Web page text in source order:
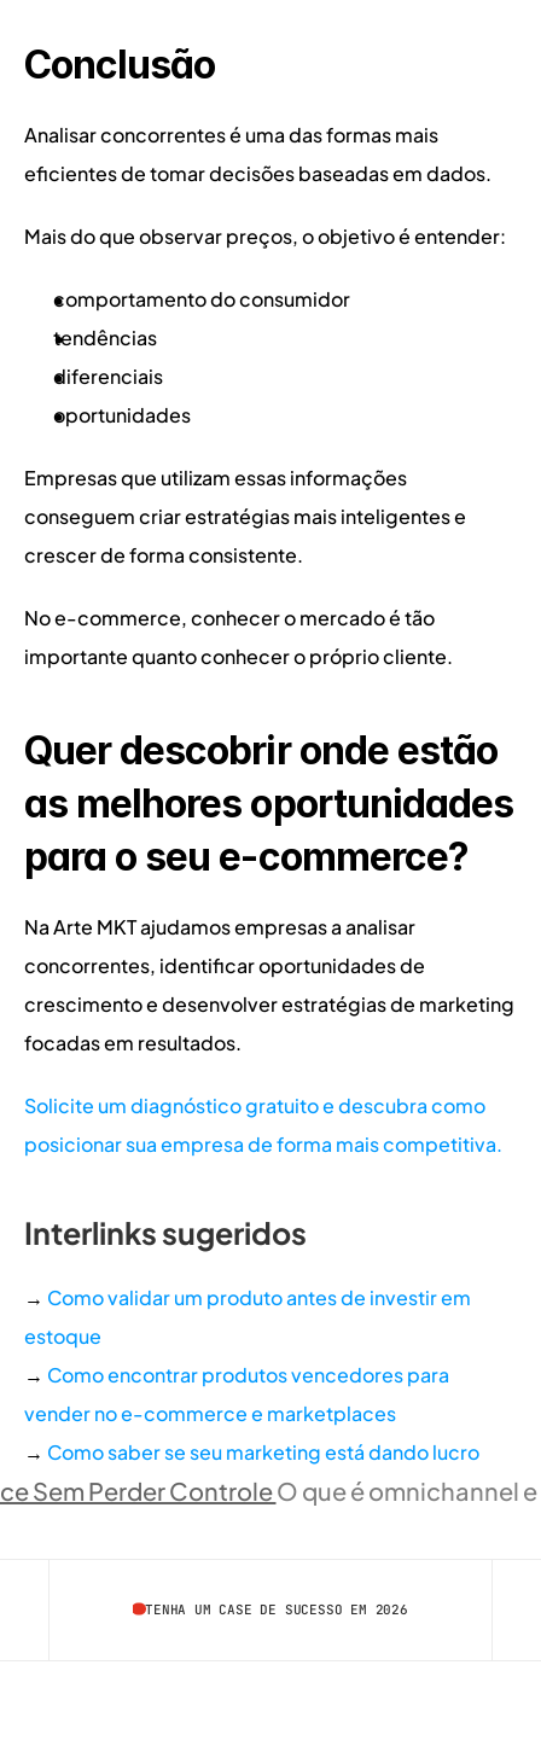
Conclusão
Analisar concorrentes é uma das formas mais
eficientes de tomar decisões baseadas em dados.
Mais do que observar preços, o objetivo é entender:
comportamento do consumidor
tendências
diferenciais
oportunidades
Empresas que utilizam essas informações
conseguem criar estratégias mais inteligentes e
crescer de forma consistente.
No e-commerce, conhecer o mercado é tão
importante quanto conhecer o próprio cliente.
Quer descobrir onde estão
as melhores oportunidades
para o seu e-commerce?
Na Arte MKT ajudamos empresas a analisar
concorrentes, identificar oportunidades de
crescimento e desenvolver estratégias de marketing
focadas em resultados.
Solicite um diagnóstico gratuito e descubra como
posicionar sua empresa de forma mais competitiva.
Interlinks sugeridos
→ Como validar um produto antes de investir em
estoque
→ Como encontrar produtos vencedores para
vender no e-commerce e marketplaces
→ Como saber se seu marketing está dando lucro
Sem Perder Controle O que é omnichannel
TENHA UM CASE DE SUCESSO EM 2026